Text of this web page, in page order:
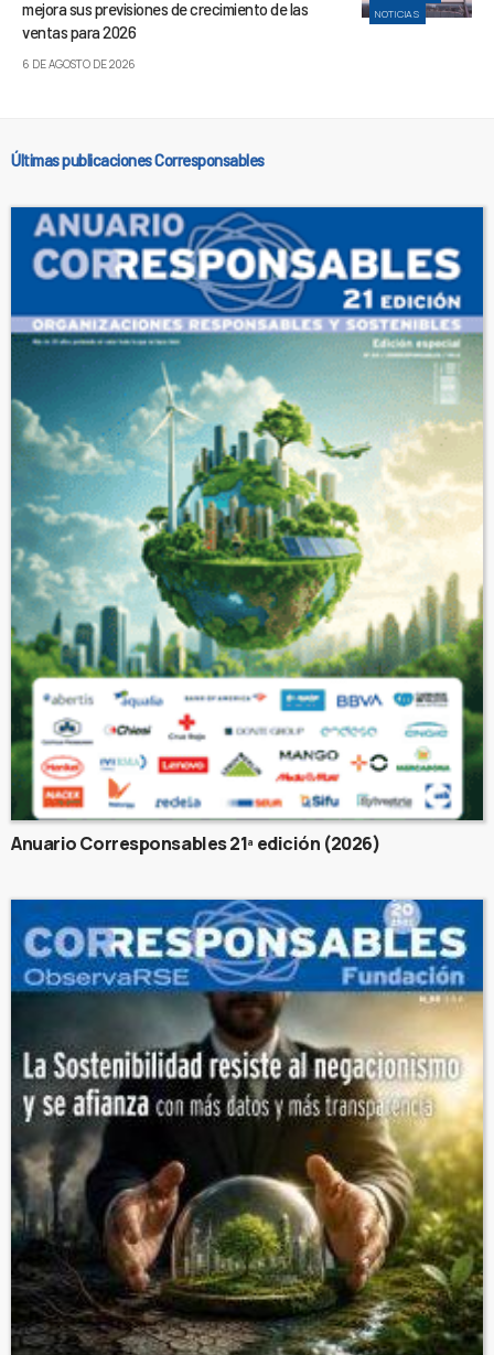
NOTICIAS
mejora sus previsiones de crecimiento de las
ventas para 2026
6 DE AGOSTO DE 2026
Últimas publicaciones Corresponsables
Anuario Corresponsables 21ª edición (2026)